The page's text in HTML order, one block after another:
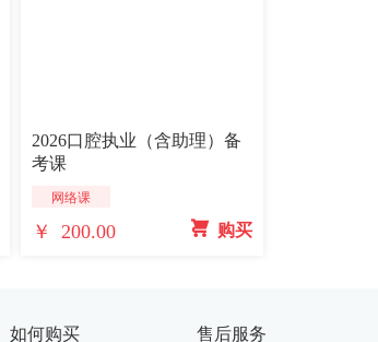
2026口腔执业（含助理）备
考课
网络课
￥ 200.00  购买
如何购买 售后服务